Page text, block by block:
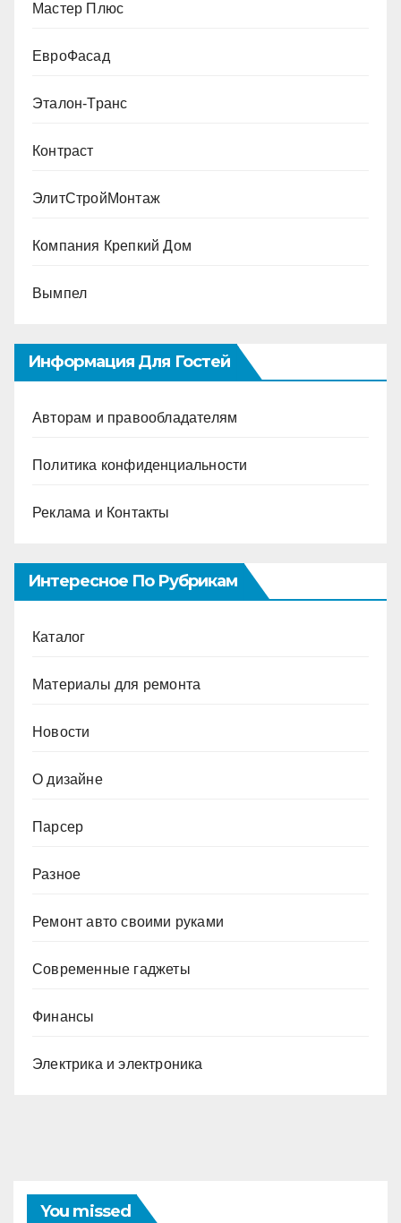
Мастер Плюс
ЕвроФасад
Эталон-Транс
Контраст
ЭлитСтройМонтаж
Компания Крепкий Дом
Вымпел
Информация Для Гостей
Авторам и правообладателям
Политика конфиденциальности
Реклама и Контакты
Интересное По Рубрикам
Каталог
Материалы для ремонта
Новости
О дизайне
Парсер
Разное
Ремонт авто своими руками
Современные гаджеты
Финансы
Электрика и электроника
You missed